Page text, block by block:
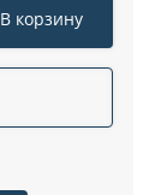
В корзину